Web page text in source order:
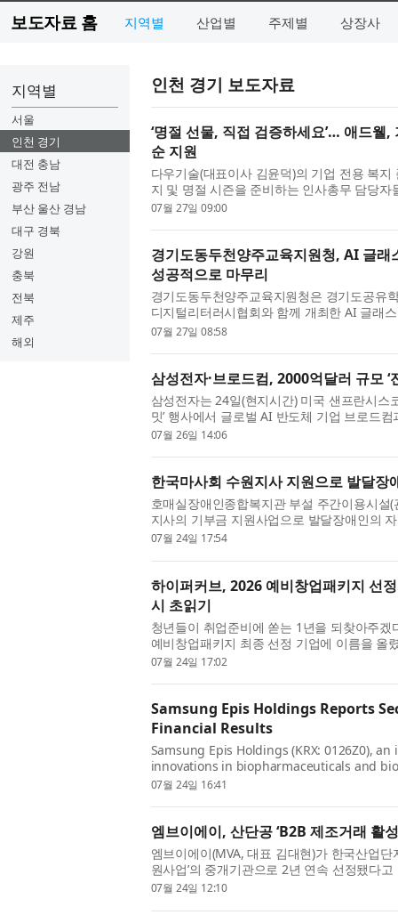
보도자료 홈 지역별 산업별 주제별 상장사
지역별
서울
인천 경기
대전 충남
광주 전남
부산 울산 경남
대구 경북
강원
충북
전북
제주
해외
인천 경기 보도자료
‘명절 선물, 직접 검증하세요’… 애드웰,
순 지원
다우기술(대표이사 김윤덕)의 기업 전용 복지
지 및 명절 시즌을 준비하는 인사총무 담당
볼 수 있는 ‘무료 선물 체험’ 이벤트를 진행
07월 27일 09:00
경기도동두천양주교육지원청, AI 글래
성공적으로 마무리
경기도동두천양주교육지원청은 경기도공유
디지털리터러시협회와 함께 개최한 AI 글래
램 ‘AI 글래스로 미리 살아보는 미래’를 지난
07월 27일 08:58
삼성전자·브로드컴, 2000억달러 규모 ‘
삼성전자는 24일(현지시간) 미국 샌프란시
밋’ 행사에서 글로벌 AI 반도체 기업 브로드
적 업무협약(MOU)을 체결했다. ‘AI 서밋’ 행
07월 26일 14:06
한국마사회 수원지사 지원으로 발달장
호매실장애인종합복지관 부설 주간이용시
지사의 기부금 지원사업으로 발달장애인의
걸음 여행’ 프로그램을 성공적으로 운영했다
07월 24일 17:54
하이퍼커브, 2026 예비창업패키지 선
시 초읽기
청년들이 취업준비에 쏟는 1년을 되찾아주
예비창업패키지 최종 선정 기업에 이름을 올
개발하는 하이퍼커브(대표 손양모)는 ‘예비
07월 24일 17:02
Samsung Epis Holdings Reports
Financial Results
Samsung Epis Holdings (KRX: 0126Z0),
innovations in biopharmaceuticals and
financial results for the second quarter
07월 24일 16:41
엠브이에이, 산단공 ‘B2B 제조거래 활
엠브이에이(MVA, 대표 김대현)가 한국산업
원사업’의 중개기관으로 2년 연속 선정됐다
산업단지 입주기업의 생산성 향상과 기업 간
07월 24일 12:10